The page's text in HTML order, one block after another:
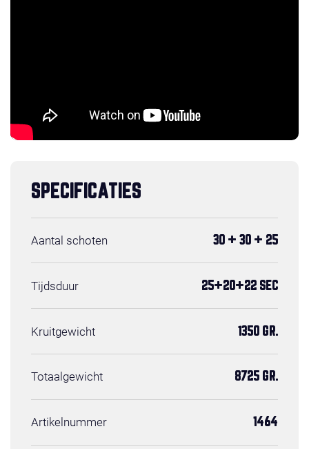
SPECIFICATIES
Aantal schoten 30 + 30 + 25
Tijdsduur 25+20+22 SEC
Kruitgewicht 1350 GR.
Totaalgewicht 8725 GR.
Artikelnummer 1464